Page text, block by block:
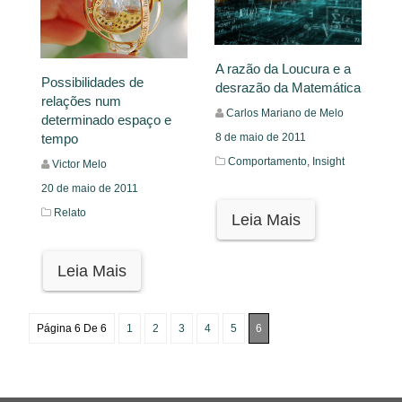
Possibilidades de
relações num
determinado espaço e
tempo
Victor Melo
20 de maio de 2011
Relato
Leia Mais
A razão da Loucura e a
desrazão da Matemática
Carlos Mariano de Melo
8 de maio de 2011
Comportamento, Insight
Leia Mais
Página 6 De 6 1 2 3 4 5 6